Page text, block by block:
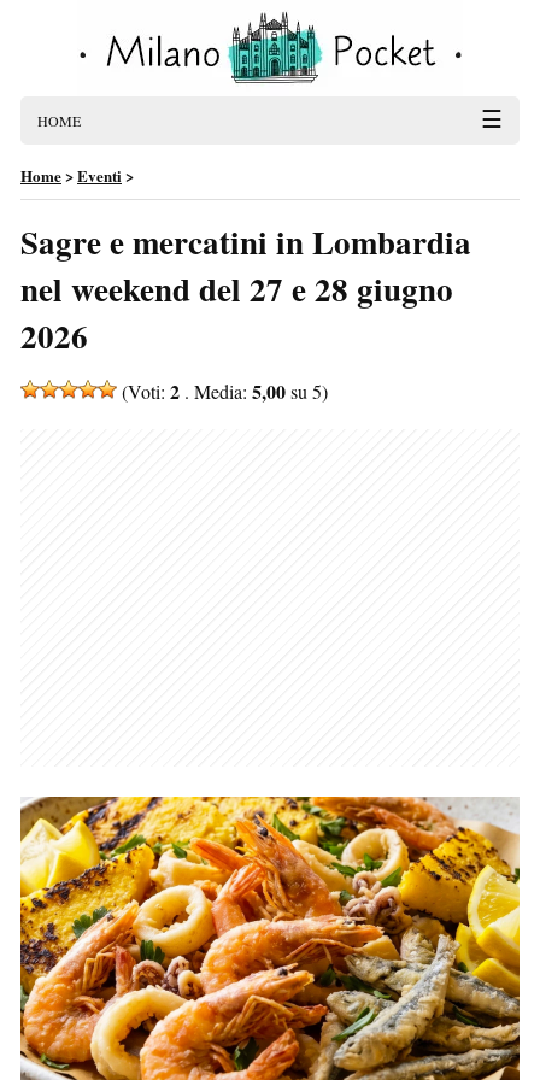
HOME ☰
Home>Eventi>
Sagre e mercatini in Lombardia
nel weekend del 27 e 28 giugno
2026
(Voti: 2 . Media: 5,00su 5)